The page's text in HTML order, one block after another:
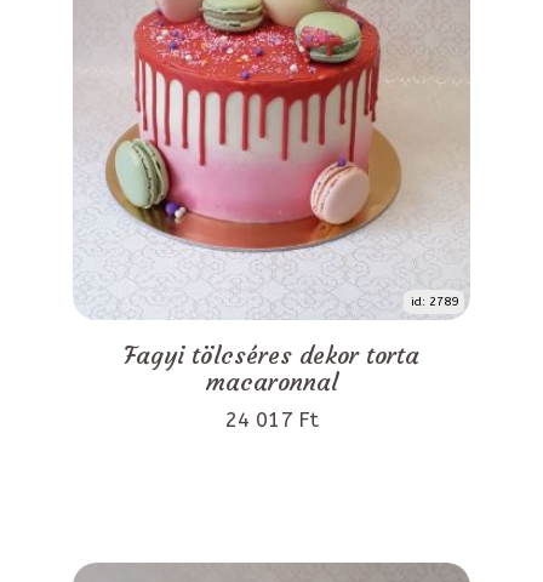
id: 2789
Fagyi tölcséres dekor torta
macaronnal
24 017 Ft